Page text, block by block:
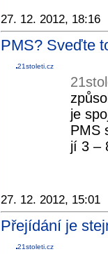
27. 12. 2012, 18:16
PMS? Sveďte
21stoleti.cz
je
PMS
jí 3 –
27. 12. 2012, 15:01
Přejídání je
21stoleti.cz